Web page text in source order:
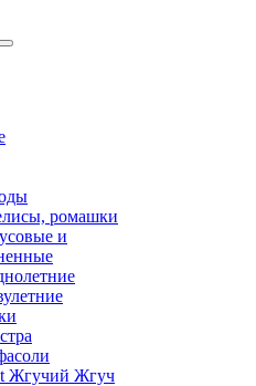
ромашки
и
Жгучий Жгуч